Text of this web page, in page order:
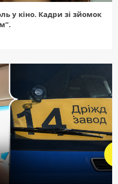
у кіно. Кадри зі зйомок